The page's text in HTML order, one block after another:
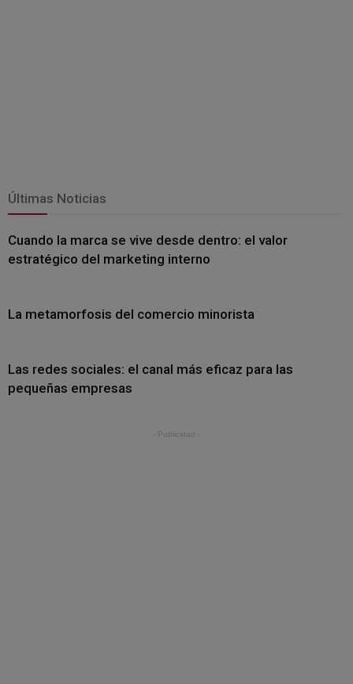
Últimas Noticias
Cuando la marca se vive desde dentro: el valor
estratégico del marketing interno
La metamorfosis del comercio minorista
Las redes sociales: el canal más eficaz para las
pequeñas empresas
- Publicidad -